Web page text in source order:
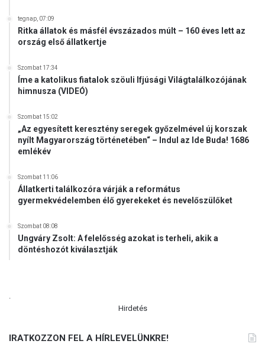
tegnap, 07:09
Ritka állatok és másfél évszázados múlt – 160 éves lett az
ország első állatkertje
Szombat 17:34
Íme a katolikus fiatalok szöuli Ifjúsági Világtalálkozójának
himnusza (VIDEÓ)
Szombat 15:02
„Az egyesített keresztény seregek győzelmével új korszak
nyílt Magyarország történetében“ – Indul az Ide Buda! 1686
emlékév
Szombat 11:06
Állatkerti találkozóra várják a református
gyermekvédelemben élő gyerekeket és nevelőszülőket
Szombat 08:08
Ungváry Zsolt: A felelősség azokat is terheli, akik a
döntéshozót kiválasztják
Hirdetés
IRATKOZZON FEL A HÍRLEVELÜNKRE!